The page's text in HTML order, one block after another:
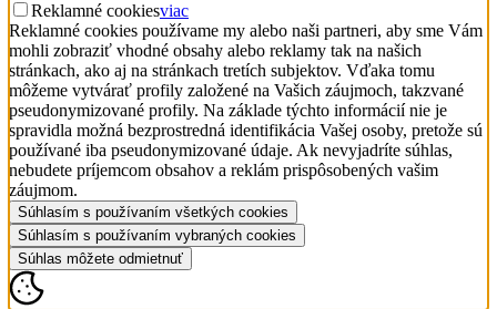
Reklamné cookiesviac
Reklamné cookies používame my alebo naši partneri, aby sme Vám
mohli zobraziť vhodné obsahy alebo reklamy tak na našich
stránkach, ako aj na stránkach tretích subjektov. Vďaka tomu
môžeme vytvárať profily založené na Vašich záujmoch, takzvané
pseudonymizované profily. Na základe týchto informácií nie je
spravidla možná bezprostredná identifikácia Vašej osoby, pretože sú
používané iba pseudonymizované údaje. Ak nevyjadríte súhlas,
nebudete príjemcom obsahov a reklám prispôsobených vašim
záujmom.
Súhlasím s používaním všetkých cookies
Súhlasím s používaním vybraných cookies
Súhlas môžete odmietnuť